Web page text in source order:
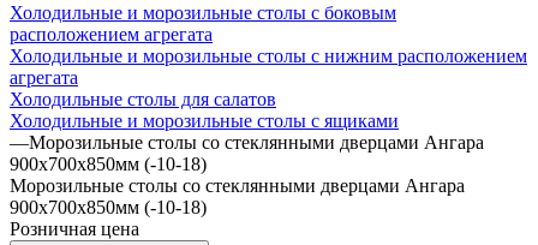
Холодильные и морозильные столы с боковым
расположением агрегата
Холодильные и морозильные столы с нижним расположением
агрегата
Холодильные столы для салатов
Холодильные и морозильные столы с ящиками
—Морозильные столы со стеклянными дверцами Ангара
900х700х850мм (-10-18)
Морозильные столы со стеклянными дверцами Ангара
900х700х850мм (-10-18)
Розничная цена